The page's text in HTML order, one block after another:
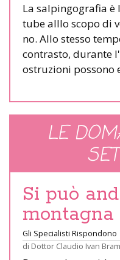
La salpingografia è
tube alllo scopo di
no. Allo stesso
contrasto, durante
ostruzioni possono
LE
Si può
montagna
Gli Specialisti Rispondono
di Dottor Claudio Ivan